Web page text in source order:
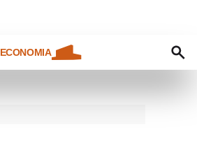
ECONOMIA